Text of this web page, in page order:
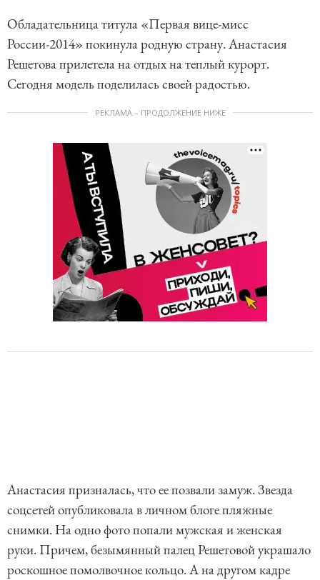
Обладательница титула «Первая вице-мисс
России-2014» покинула родную страну. Анастасия
Решетова прилетела на отдых на теплый курорт.
Сегодня модель поделилась своей радостью.
РЕКЛАМА – ПРОДОЛЖЕНИЕ НИЖЕ
Анастасия призналась, что ее позвали замуж. Звезда
соцсетей опубликовала в личном блоге пляжные
снимки. На одно фото попали мужская и женская
руки. Причем, безымянный палец Решетовой украшало
роскошное помолвочное кольцо. А на другом кадре